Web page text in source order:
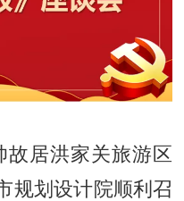
故居洪家关旅游区
规划设计院顺利召